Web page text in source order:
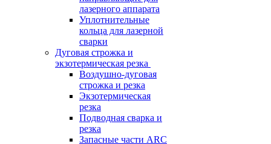
лазерного аппарата
Уплотнительные
кольца для лазерной
сварки
Дуговая строжка и
экзотермическая резка
Воздушно-дуговая
строжка и резка
Экзотермическая
резка
Подводная сварка и
резка
Запасные части ARC